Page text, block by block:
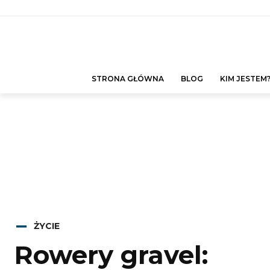
STRONA GŁÓWNA BLOG KIM JESTEM?
ŻYCIE
Rowery gravel: